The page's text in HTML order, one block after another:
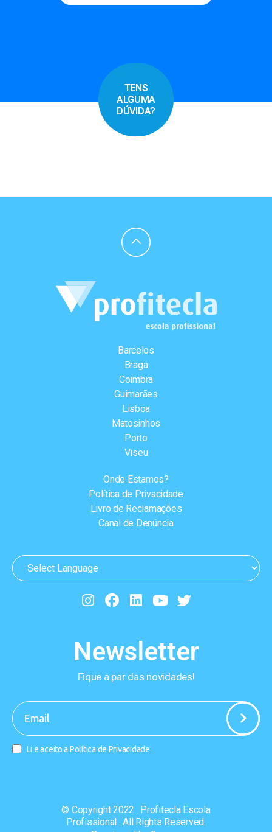
TENS
ALGUMA
DÚVIDA?
Barcelos
Braga
Coimbra
Guimarães
Lisboa
Matosinhos
Porto
Viseu
Onde Estamos?
Política de Privacidade
Livro de Reclamações
Canal de Denúncia
Newsletter
Fique a par das novidades!
Li e aceito a Política de Privacidade
-
© Copyright 2022 . Profitecla Escola
Profissional . All Rights Reserved.